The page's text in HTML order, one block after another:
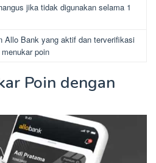
jika tidak digunakan selama 1
Allo Bank yang aktif dan terverifikasi
poin
Poin dengan